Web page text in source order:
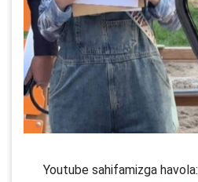
Youtube sahifamizga havola: